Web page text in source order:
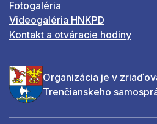
Fotogaléria
Videogaléria HNKPD
Kontakt a otváracie hodiny
Organizácia je v
Trenčianskeho